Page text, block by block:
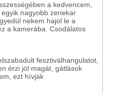
a kedvencem,
nagyobb zenekar
nekem hajol le a
a kamerába. Csodálatos
fesztiválhangulatot,
érzi jól magát, gátlások
ezt hívják